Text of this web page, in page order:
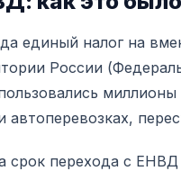
единый налог на
России
автоперевозках,
срок перехода с